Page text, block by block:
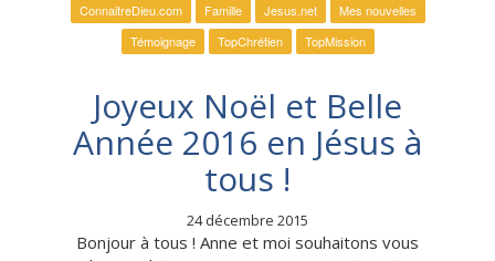
ConnaitreDieu.com Famille Jesus.net
Mes nouvelles
Témoignage
TopChrétien TopMission
Joyeux Noël et Belle
Année 2016 en Jésus à
tous !
24 décembre 2015
Bonjour à tous ! Anne et moi souhaitons vous